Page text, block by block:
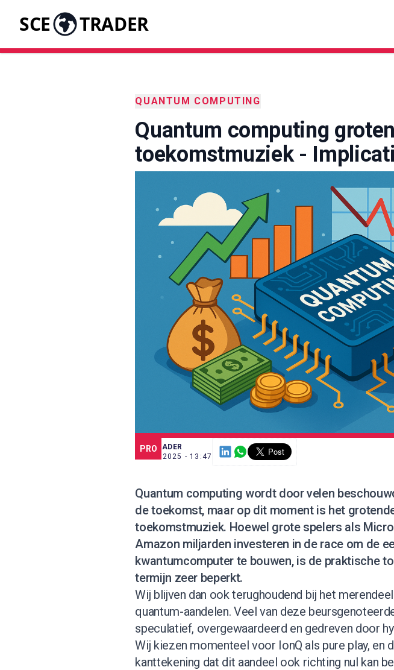
SCE TRADER
QUANTUM COMPUTING
Quantum computing
toekomstmuziek -
PRO
SCE TRADER
8 JUL. 2025 - 13:47
Quantum computing wordt door velen
de toekomst, maar op dit moment is het
toekomstmuziek. Hoewel grote spelers als
Amazon miljarden investeren in de race om de
kwantumcomputer te bouwen, is de praktische
termijn zeer beperkt.
Wij blijven dan ook terughoudend bij het
quantum-aandelen. Veel van deze
speculatief, overgewaardeerd en gedreven door
Wij kiezen momenteel voor IonQ als pure play, en
kanttekening dat dit aandeel ook richting nul kan